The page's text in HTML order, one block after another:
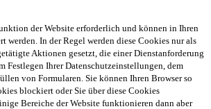
der Website erforderlich und können in Ihren
werden. In der Regel werden diese Cookies nur als
Aktionen gesetzt, die einer Dienstanforderung
Festlegen Ihrer Datenschutzeinstellungen, dem
von Formularen. Sie können Ihren Browser so
blockiert oder Sie über diese Cookies
Bereiche der Website funktionieren dann aber